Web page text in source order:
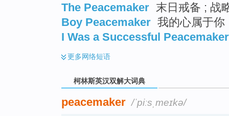
The Peacemaker 末日戒备 ; 战
Boy Peacemaker 我的心属于你
I Was a Successful Peacemaker
更多网络短语
柯林斯英汉双解大词典
peacemaker /ˈpiːsˌmeɪkə/